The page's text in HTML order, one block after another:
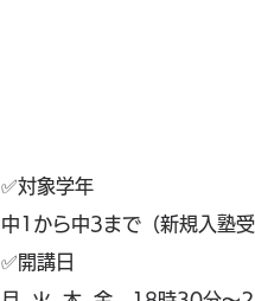
✅️対象学年
中1から中3まで（新規入塾
✅️開講日